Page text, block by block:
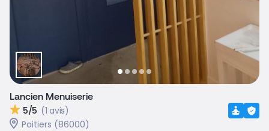
Lancien Menuiserie
5/5 (1 avis)
Poitiers (86000)